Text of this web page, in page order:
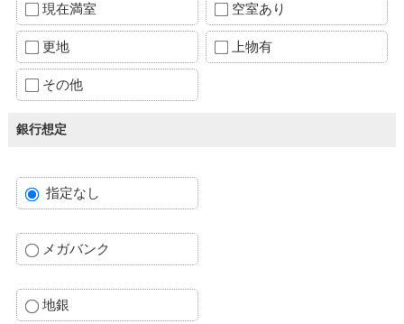
現在満室 空室あり
更地 上物有
その他
銀行想定
指定なし
メガバンク
地銀